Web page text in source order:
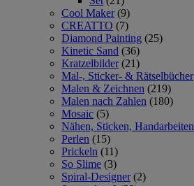
Cool Maker (9)
CREATTO (7)
Diamond Painting (25)
Kinetic Sand (36)
Kratzelbilder (21)
Mal-, Sticker- & Rätselbücher
Malen & Zeichnen (219)
Malen nach Zahlen (180)
Mosaic (5)
Nähen, Sticken, Handarbeiten
Perlen (15)
Prickeln (11)
So Slime (3)
Spiral-Designer (2)